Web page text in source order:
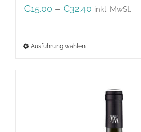
€15.00 – €32.40 Preisspanne:
inkl. MwSt.
Ausführung wählenDieses
mehrere
Varianten